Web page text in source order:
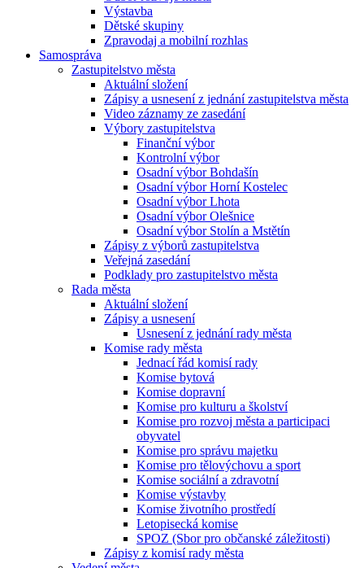
Výstavba
Dětské skupiny
Zpravodaj a mobilní rozhlas
Samospráva
Zastupitelstvo města
Aktuální složení
Zápisy a usnesení z jednání zastupitelstva města
Video záznamy ze zasedání
Výbory zastupitelstva
Finanční výbor
Kontrolní výbor
Osadní výbor Bohdašín
Osadní výbor Horní Kostelec
Osadní výbor Lhota
Osadní výbor Olešnice
Osadní výbor Stolín a Mstětín
Zápisy z výborů zastupitelstva
Veřejná zasedání
Podklady pro zastupitelstvo města
Rada města
Aktuální složení
Zápisy a usnesení
Usnesení z jednání rady města
Komise rady města
Jednací řád komisí rady
Komise bytová
Komise dopravní
Komise pro kulturu a školství
Komise pro rozvoj města a participaci
obyvatel
Komise pro správu majetku
Komise pro tělovýchovu a sport
Komise sociální a zdravotní
Komise výstavby
Komise životního prostředí
Letopisecká komise
SPOZ (Sbor pro občanské záležitosti)
Zápisy z komisí rady města